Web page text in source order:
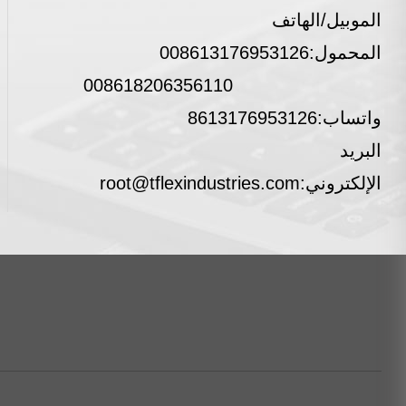
الموبيل/الهاتف
المحمول:008613176953126
008618206356110
واتساب:8613176953126
البريد
الإلكتروني:root@tflexindustries.com